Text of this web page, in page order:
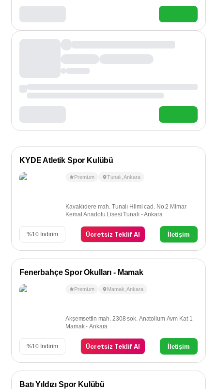
KYDE Atletik Spor Kulübü
Premium Tunalı ,Ankara
Kavaklıdere mah. Tunalı Hilmi cad. No:2 Mimar
Kemal Anadolu Lisesi Tunalı - Ankara
%10 İndirim Ücretsiz Teklif Al İletişim
Fenerbahçe Spor Okulları - Mamak
Premium Mamak ,Ankara
Akşemsettin mah. 2308 sok. Anatolium Avm Kat 1
Mamak - Ankara
%10 İndirim Ücretsiz Teklif Al İletişim
Batı Yıldızı Spor Kulübü